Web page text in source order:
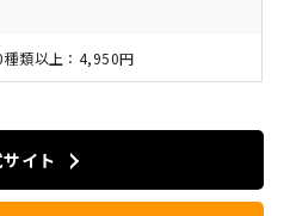
類以上：4,950円
イト